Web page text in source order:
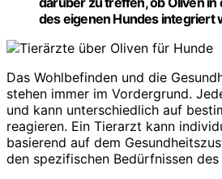
des eigenen Hundes integriert
Das Wohlbefinden und die
stehen immer im Vordergrund.
und kann unterschiedlich auf
reagieren. Ein Tierarzt kann
basierend auf dem
den spezifischen Bedürfnissen